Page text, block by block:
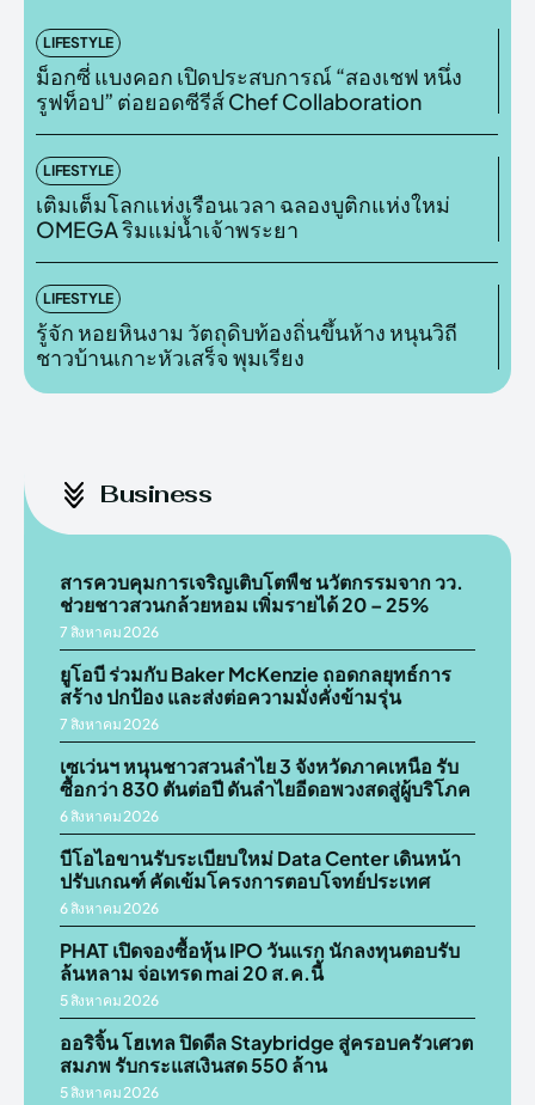
LIFESTYLE
ม็อกซี่ แบงคอก เปิดประสบการณ์ “สองเชฟ หนึ่ง
รูฟท็อป” ต่อยอดซีรีส์ Chef Collaboration
LIFESTYLE
เติมเต็มโลกแห่งเรือนเวลา ฉลองบูติกแห่งใหม่
OMEGA ริมแม่น้ำเจ้าพระยา
LIFESTYLE
รู้จัก หอยหินงาม วัตถุดิบท้องถิ่นขึ้นห้าง หนุนวิถี
ชาวบ้านเกาะหัวเสร็จ พุมเรียง
Business
สารควบคุมการเจริญเติบโตพืช นวัตกรรมจาก วว.
ช่วยชาวสวนกล้วยหอม เพิ่มรายได้ 20 – 25%
7 สิงหาคม 2026
ยูโอบี ร่วมกับ Baker McKenzie ถอดกลยุทธ์การ
สร้าง ปกป้อง และส่งต่อความมั่งคั่งข้ามรุ่น
7 สิงหาคม 2026
เซเว่นฯ หนุนชาวสวนลำไย 3 จังหวัดภาคเหนือ รับ
ซื้อกว่า 830 ตันต่อปี ดันลำไยอีดอพวงสดสู่ผู้บริโภค
6 สิงหาคม 2026
บีโอไอขานรับระเบียบใหม่ Data Center เดินหน้า
ปรับเกณฑ์ คัดเข้มโครงการตอบโจทย์ประเทศ
6 สิงหาคม 2026
PHAT เปิดจองซื้อหุ้น IPO วันแรก นักลงทุนตอบรับ
ล้นหลาม จ่อเทรด mai 20 ส.ค.นี้
5 สิงหาคม 2026
ออริจิ้น โฮเทล ปิดดีล Staybridge สู่ครอบครัวเศวต
สมภพ รับกระแสเงินสด 550 ล้าน
5 สิงหาคม 2026